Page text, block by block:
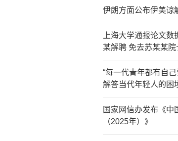
伊朗方面公布伊美谅
上海大学通报论文
某解聘 免去苏某某院
“每一代青年都有自
解答当代年轻人的困
国家网信办发布《中
（2025年）》